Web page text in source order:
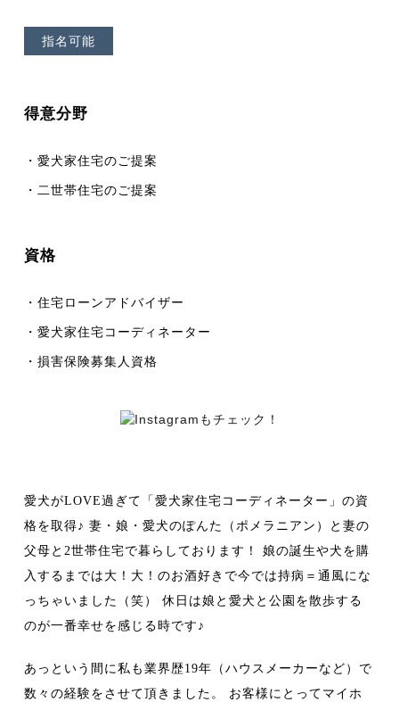
指名可能
得意分野
・愛犬家住宅のご提案
・二世帯住宅のご提案
資格
・住宅ローンアドバイザー
・愛犬家住宅コーディネーター
・損害保険募集人資格
愛犬がLOVE過ぎて「愛犬家住宅コーディネーター」の資
格を取得♪ 妻・娘・愛犬のぽんた（ポメラニアン）と妻の
父母と2世帯住宅で暮らしております！ 娘の誕生や犬を購
入するまでは大！大！のお酒好きで今では持病＝通風にな
っちゃいました（笑） 休日は娘と愛犬と公園を散歩する
のが一番幸せを感じる時です♪
あっという間に私も業界歴19年（ハウスメーカーなど）で
数々の経験をさせて頂きました。 お客様にとってマイホ